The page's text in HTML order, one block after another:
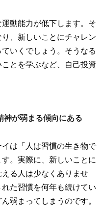
動能力が低下します。そ
、新しいことにチャレン
いくでしょう。そうなる
とを学ぶなど、自己投資
神が弱まる傾向にある
は「人は習慣の生き物で
。実際に、新しいことに
る人は少なくありませ
た習慣を何年も続けてい
弱まってしまうのです。